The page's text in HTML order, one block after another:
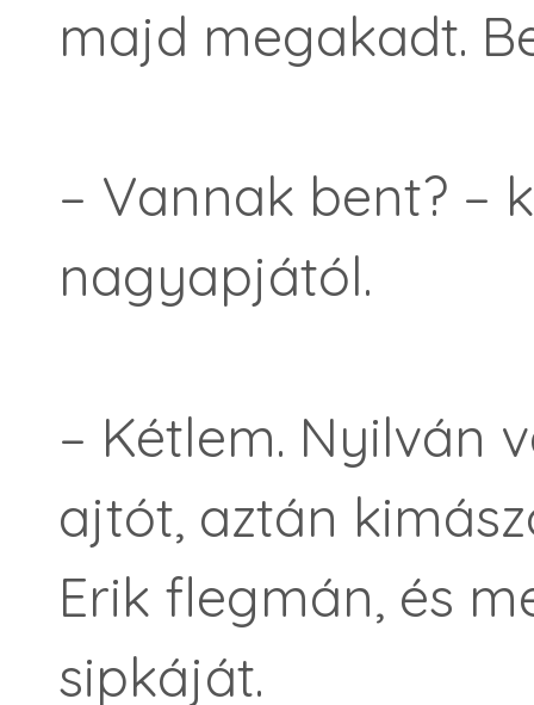
majd megakadt.
– Vannak bent? –
nagyapjától.
– Kétlem. Nyilván
ajtót, aztán
Erik flegmán, és
sipkáját.